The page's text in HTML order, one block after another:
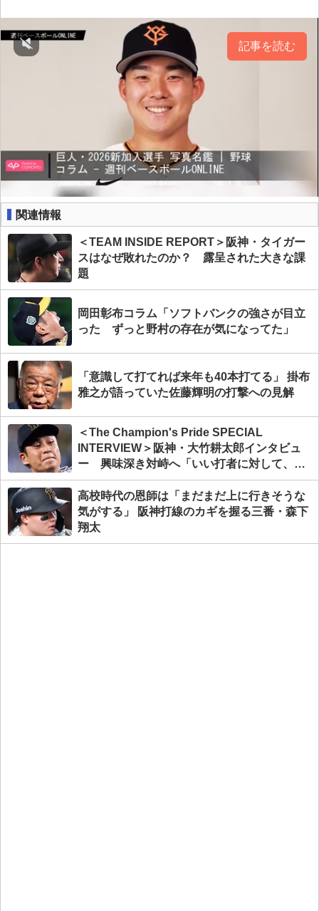
記事を読む
関連情報
＜TEAM INSIDE REPORT＞阪神・タイガー
スはなぜ敗れたのか？ 露呈された大きな課
題
岡田彰布コラム「ソフトバンクの強さが目立
った ずっと野村の存在が気になってた」
「意識して打てれば来年も40本打てる」 掛布
雅之が語っていた佐藤輝明の打撃への見解
＜The Champion's Pride SPECIAL
INTERVIEW＞阪神・大竹耕太郎インタビュ
ー 興味深き対峙へ「いい打者に対して、ど
う抑えようかといろいろと考えていくことを
CSでも日本シリーズでも続けていく」
高校時代の恩師は「まだまだ上に行きそうな
気がする」 阪神打線のカギを握る三番・森下
翔太